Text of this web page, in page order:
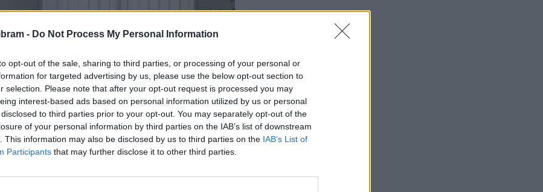
- Do Not Process My Personal Information
opt-out of the sale, sharing to third parties, or processing of your personal or
for targeted advertising by us, please use the below opt-out section to
selection. Please note that after your opt-out request is processed you may
interest-based ads based on personal information utilized by us or personal
to third parties prior to your opt-out. You may separately opt-out of the
of your personal information by third parties on the IAB’s list of downstream
This information may also be disclosed by us to third parties on the IAB’s List of
Participants that may further disclose it to other third parties.